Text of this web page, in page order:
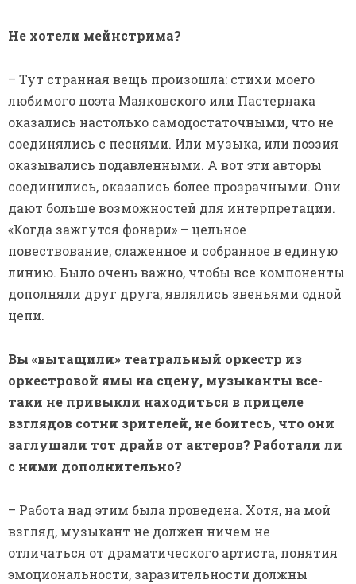
Не хотели мейнстрима?
– Тут странная вещь произошла: стихи моего
любимого поэта Маяковского или Пастернака
оказались настолько самодостаточными, что не
соединялись с песнями. Или музыка, или поэзия
оказывались подавленными. А вот эти авторы
соединились, оказались более прозрачными. Они
дают больше возможностей для интерпретации.
«Когда зажгутся фонари» – цельное
повествование, слаженное и собранное в единую
линию. Было очень важно, чтобы все компоненты
дополняли друг друга, являлись звеньями одной
цепи.
Вы «вытащили» театральный оркестр из
оркестровой ямы на сцену, музыканты все-
таки не привыкли находиться в прицеле
взглядов сотни зрителей, не боитесь, что они
заглушали тот драйв от актеров? Работали ли
с ними дополнительно?
– Работа над этим была проведена. Хотя, на мой
взгляд, музыкант не должен ничем не
отличаться от драматического артиста, понятия
эмоциональности, заразительности должны